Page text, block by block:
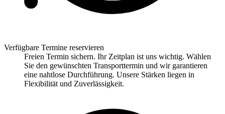
Verfügbare Termine reservieren
Freien Termin sichern. Ihr Zeitplan ist uns wichtig. Wählen
Sie den gewünschten Transporttermin und wir garantieren
eine nahtlose Durchführung. Unsere Stärken liegen in
Flexibilität und Zuverlässigkeit.